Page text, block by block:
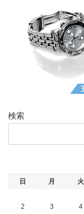
検索
日 月 火
2
3 4